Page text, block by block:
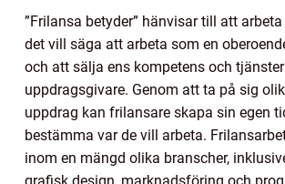
”Frilansa betyder” hänvisar till att
det vill säga att arbeta som en
och att sälja ens kompetens och
uppdragsgivare. Genom att ta på sig
uppdrag kan frilansare skapa sin egen
bestämma var de vill arbeta.
inom en mängd olika branscher,